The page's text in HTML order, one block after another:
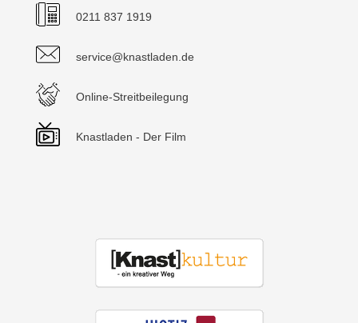
0211 837 1919
service@knastladen.de
Online-Streitbeilegung
Knastladen - Der Film